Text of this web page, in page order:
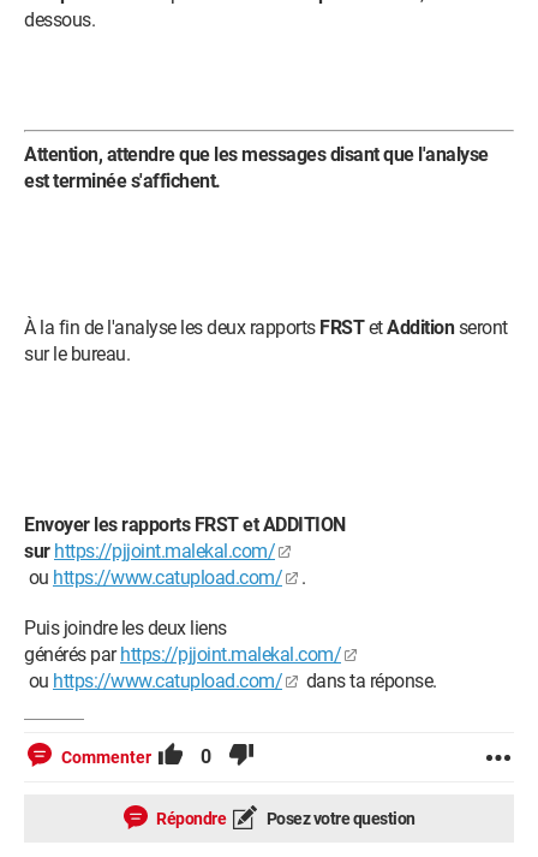
dessous.
Attention, attendre que les messages disant que l'analyse
est terminée s'affichent.
À la fin de l'analyse les deux rapports FRSTetAdditionseront
sur le bureau.
Envoyer les rapports FRST et ADDITION
sur https://pjjoint.malekal.com/
ou https://www.catupload.com/ .
Puis joindre les deux liens
générés parhttps://pjjoint.malekal.com/
ou https://www.catupload.com/ dans ta réponse.
Commenter 0
Répondre Posez votre question